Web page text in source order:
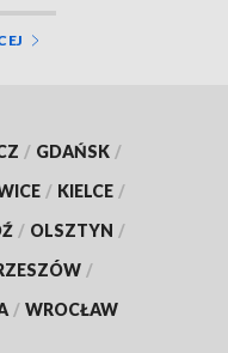
/ GDAŃSK /
/ KIELCE /
/ OLSZTYN /
/
/ WROCŁAW